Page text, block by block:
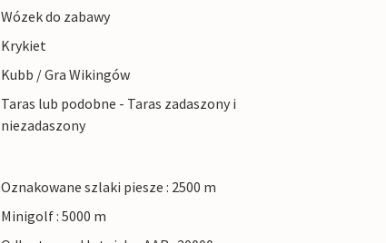
Wózek do zabawy
Krykiet
Kubb / Gra Wikingów
Taras lub podobne - Taras zadaszony i
niezadaszony
Oznakowane szlaki piesze : 2500 m
Minigolf : 5000 m